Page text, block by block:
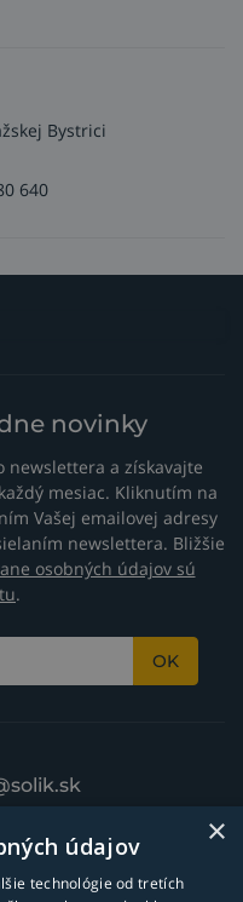
Bystrici
640
novinky
newslettera a získavajte
mesiac. Kliknutím na
Vašej emailovej adresy
newslettera. Bližšie
osobných údajov sú
.
OK
×
údajov
technológie od tretích